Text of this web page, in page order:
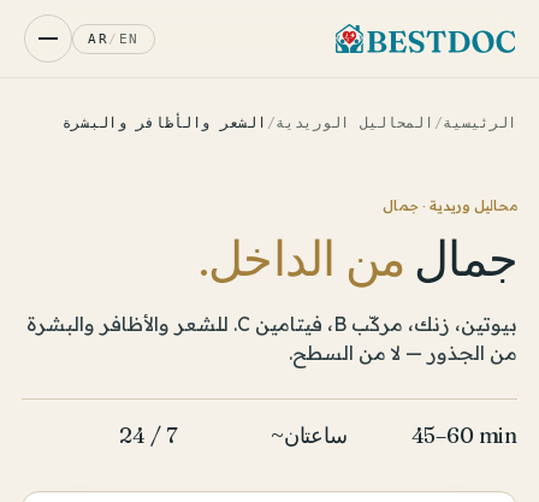
EN
/
AR
الرئيسية/ المحاليل الوريدية/ الشعر والأظافر والبشرة
محاليل وريدية · جمال
جمال من الداخل.
بيوتين، زنك، مركّب B، فيتامين C. للشعر والأظافر والبشرة
من الجذور — لا من السطح.
45–60 min ~ساعتان 24 / 7